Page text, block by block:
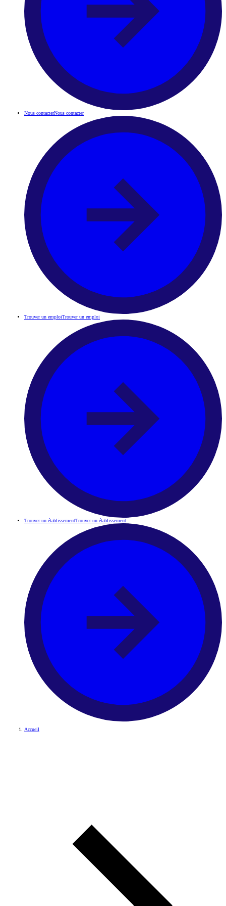
Nous contacterNous contacter
Trouver un emploiTrouver un emploi
Trouver un établissementTrouver un établissement
Accueil